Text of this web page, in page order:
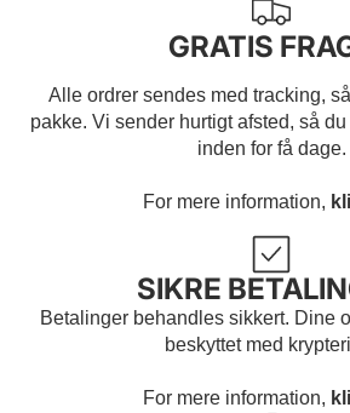
GRATIS
Alle ordrer sendes med tracking,
pakke. Vi sender hurtigt afsted, så
inden for få dage.
For mere information,
SIKRE
Betalinger behandles sikkert. Dine
beskyttet med
For mere information,